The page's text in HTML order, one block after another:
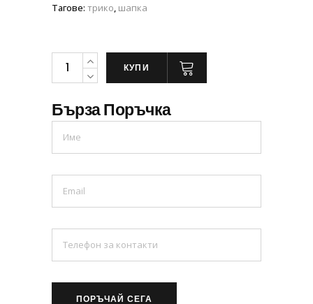
Тагове: трико, шапка
КУПИ
Бърза Поръчка